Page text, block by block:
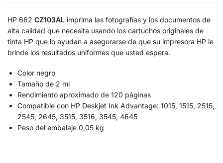
HP 662 CZ103AL imprima las fotografías y los documentos de
alta calidad que necesita usando los cartuchos originales de
tinta HP que lo ayudan a asegurarse de que su impresora HP le
brinde los resultados uniformes que usted espera.
Color negro
Tamaño de 2 ml
Rendimiento aproximado de 120 páginas
Compatible con HP Deskjet Ink Advantage: 1015, 1515, 2515,
2545, 2645, 3515, 3516, 3545, 4645
Peso del embalaje 0,05 kg